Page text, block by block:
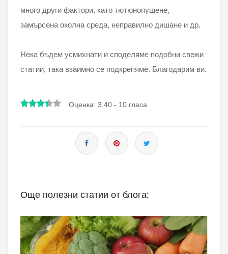
много други фактори, като тютюнопушене,
замърсена околна среда, неправилно дишане и др.
Нека бъдем усмихнати и споделяме подобни свежи
статии, така взаимно се подкрепяме. Благодарим ви.
Оценка: 3.40 - 10 гласа
Още полезни статии от блога: